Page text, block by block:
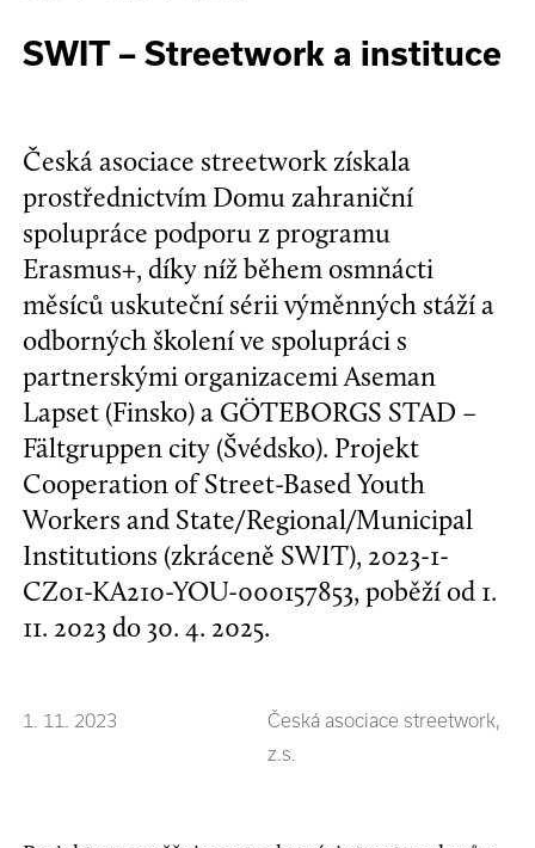
SWIT – Streetwork a instituce
Česká asociace streetwork získala
prostřednictvím Domu zahraniční
spolupráce podporu z programu
Erasmus+, díky níž během osmnácti
měsíců uskuteční sérii výměnných stáží a
odborných školení ve spolupráci s
partnerskými organizacemi Aseman
Lapset (Finsko) a GÖTEBORGS STAD –
Fältgruppen city (Švédsko). Projekt
Cooperation of Street-Based Youth
Workers and State/Regional/Municipal
Institutions (zkráceně SWIT), 2023-1-
CZ01-KA210-YOU-000157853, poběží od 1.
11. 2023 do 30. 4. 2025.
1. 11. 2023
Česká asociace streetwork,
z.s.